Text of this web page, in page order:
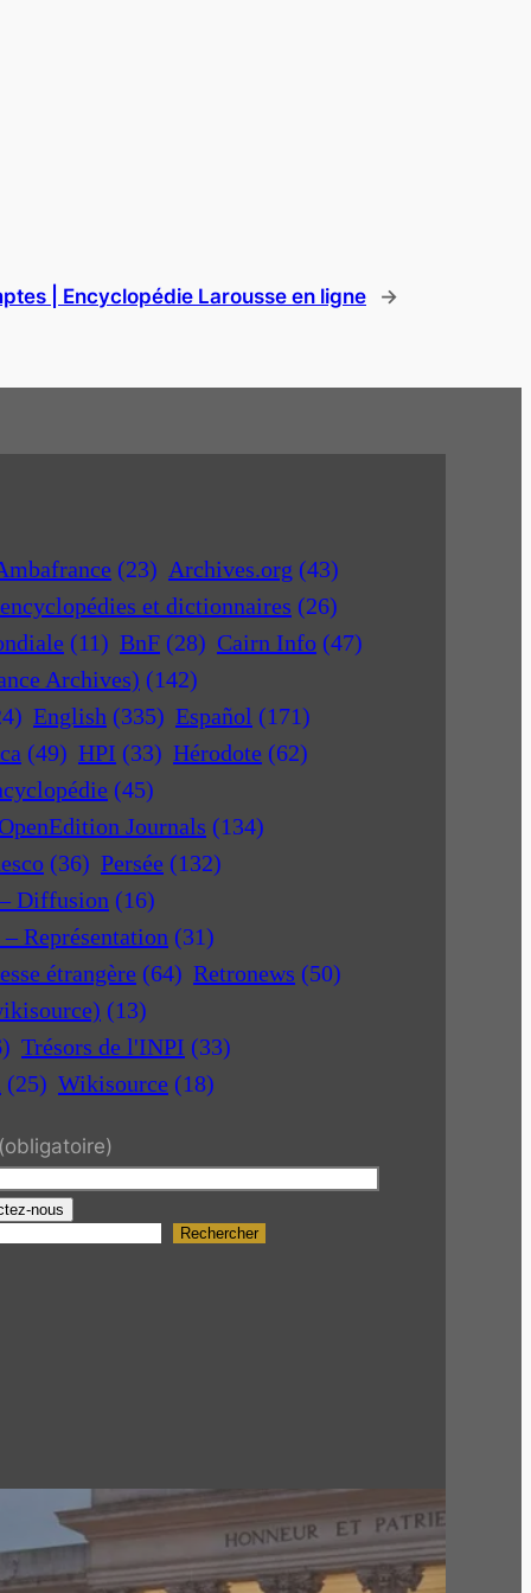
| Encyclopédie Larousse en ligne →
(23) Archives.org (43)
et dictionnaires (26)
(11) BnF (28) Cairn Info (47)
Archives) (142)
English (335) Español (171)
(49) HPI (33) Hérodote (62)
(45)
Journals (134)
(36) Persée (132)
Diffusion (16)
Représentation (31)
étrangère (64) Retronews (50)
(13)
Trésors de l'INPI (33)
(25) Wikisource (18)
nous
Rechercher